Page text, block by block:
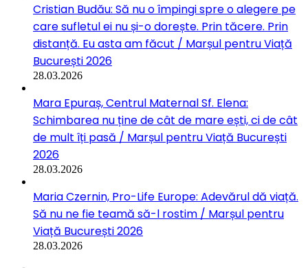
Cristian Budău: Să nu o împingi spre o alegere pe
care sufletul ei nu și-o dorește. Prin tăcere. Prin
distanță. Eu asta am făcut / Marșul pentru Viață
București 2026
28.03.2026
Mara Epuraș, Centrul Maternal Sf. Elena:
Schimbarea nu ține de cât de mare ești, ci de cât
de mult îți pasă / Marșul pentru Viață București
2026
28.03.2026
Maria Czernin, Pro-Life Europe: Adevărul dă viață.
Să nu ne fie teamă să-l rostim / Marșul pentru
Viață București 2026
28.03.2026